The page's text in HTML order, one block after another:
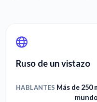
Ruso de un vistazo
HABLANTES Más de 250